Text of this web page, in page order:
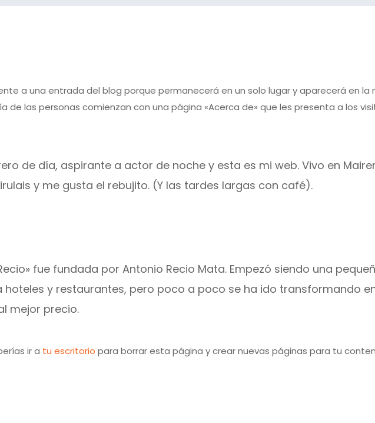
a una entrada del blog porque permanecerá en un solo lugar y aparecerá en
de las personas comienzan con una página «Acerca de» que les presenta a los
de día, aspirante a actor de noche y esta es mi web. Vivo en
y me gusta el rebujito. (Y las tardes largas con café).
fue fundada por Antonio Recio Mata. Empezó siendo una
y restaurantes, pero poco a poco se ha ido transformando
mejor precio.
ir a tu escritorio para borrar esta página y crear nuevas páginas para tu